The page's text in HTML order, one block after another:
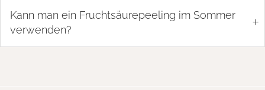
Kann man ein Fruchtsäurepeeling im Sommer
verwenden?
+